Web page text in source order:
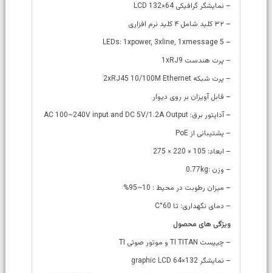
– نمایشگر گرافیکی LCD 132×64
– ۳۲ کلید شامل ۴ کلید نرم افزاری
– 5 LEDs: 1xpower, 3xline, 1xmessage
– پرت هندست 1xRJ9
– پرت شبکه 2xRJ45 10/100M Ethernet
– قابل آویزان بر روی دیوار
– آداپتور برق: AC 100~240V input and DC 5V/1.2A Output
– پشتیبانی از PoE
– ابعاد: 105 × 220 × 275
– وزن :0.77kg
– میزان رطوبت در محیط : 10~95%
– دمای نگهداری: تا 60°C
ویژگی های محصول
– چیپست TI TITAN و موتور صوتی TI
– نمایشگر 132×64 graphic LCD